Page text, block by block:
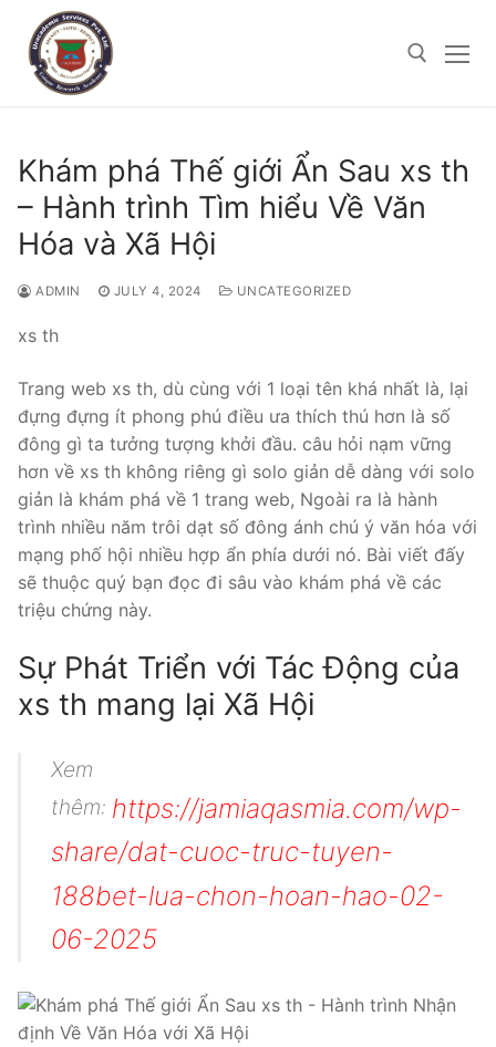
content
Khám phá Thế giới Ẩn Sau xs th
– Hành trình Tìm hiểu Về Văn
Hóa và Xã Hội
ADMIN JULY 4, 2024 UNCATEGORIZED
xs th
Trang web xs th, dù cùng với 1 loại tên khá nhất là, lại
đựng đựng ít phong phú điều ưa thích thú hơn là số
đông gì ta tưởng tượng khởi đầu. câu hỏi nạm vững
hơn về xs th không riêng gì solo giản dễ dàng với solo
giản là khám phá về 1 trang web, Ngoài ra là hành
trình nhiều năm trôi dạt số đông ánh chú ý văn hóa với
mạng phố hội nhiều hợp ẩn phía dưới nó. Bài viết đấy
sẽ thuộc quý bạn đọc đi sâu vào khám phá về các
triệu chứng này.
Sự Phát Triển với Tác Động của
xs th mang lại Xã Hội
Xem
thêm: https://jamiaqasmia.com/wp-
share/dat-cuoc-truc-tuyen-
188bet-lua-chon-hoan-hao-02-
06-2025